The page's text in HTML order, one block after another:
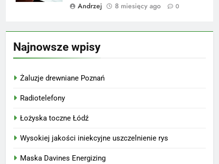
Andrzej
8 miesięcy ago 0
Najnowsze wpisy
Żaluzje drewniane Poznań
Radiotelefony
Łożyska toczne Łódź
Wysokiej jakości iniekcyjne uszczelnienie rys
Maska Davines Energizing